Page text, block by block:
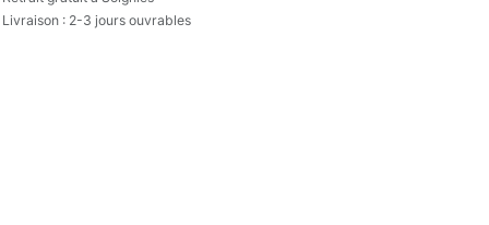
: 2-3 jours ouvrables